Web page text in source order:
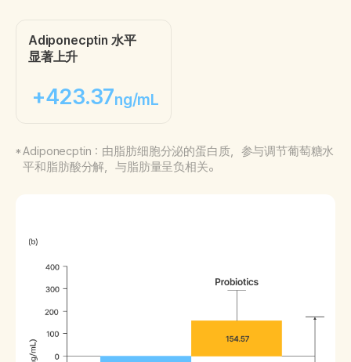
Adiponecptin 水平
显著上升
+423.37ng/mL
Adiponecptin：由脂肪细胞分泌的蛋白质，参与调节葡萄糖水
平和脂肪酸分解，与脂肪量呈负相关。